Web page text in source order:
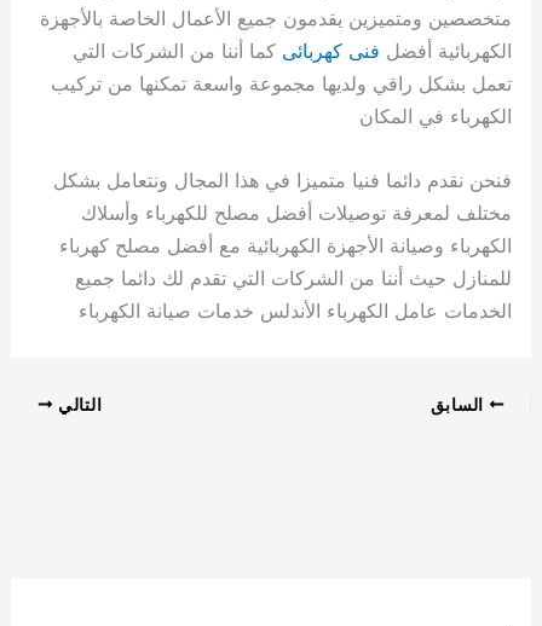
متخصصين ومتميزين يقدمون جميع الأعمال الخاصة بالأجهزة
الكهربائية أفضل فنى كهربائى كما أننا من الشركات التي
تعمل بشكل راقي ولديها مجموعة واسعة تمكنها من تركيب
الكهرباء في المكان
فنحن نقدم دائما فنيا متميزا في هذا المجال ونتعامل بشكل
مختلف لمعرفة توصيلات أفضل مصلح للكهرباء وأسلاك
الكهرباء وصيانة الأجهزة الكهربائية مع أفضل مصلح كهرباء
للمنازل حيث أننا من الشركات التي تقدم لك دائما جميع
الخدمات عامل الكهرباء الأندلس خدمات صيانة الكهرباء
السابق التالي